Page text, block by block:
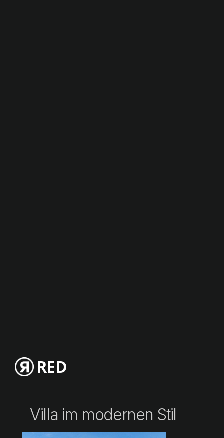
RED
Villa im modernen Stil